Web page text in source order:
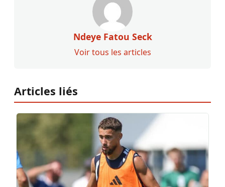
Ndeye Fatou Seck
Voir tous les articles
Articles liés